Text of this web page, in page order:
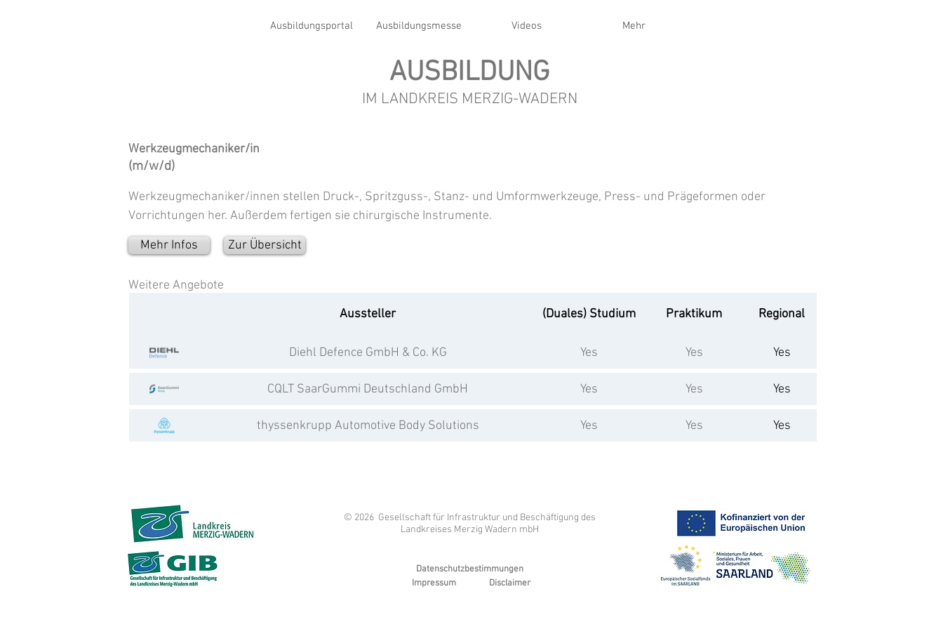
Ausbildungsportal Ausbildungsmesse Videos Mehr
AUSBILDUNG
IM LANDKREIS MERZIG-WADERN
Werkzeugmechaniker/in
(m/w/d)
Werkzeugmechaniker/innen stellen Druck-, Spritzguss-, Stanz- und Umformwerkzeuge, Press- und Prägeformen oder
Vorrichtungen her. Außerdem fertigen sie chirurgische Instrumente.
Mehr Infos
Zur Übersicht
Weitere Angebote
Aussteller
(Duales) Studium Praktikum Regional
Diehl Defence GmbH & Co. KG Yes Yes Yes
CQLT SaarGummi Deutschland GmbH Yes Yes Yes
thyssenkrupp Automotive Body Solutions Yes Yes Yes
© 2026 Gesellschaft für Infrastruktur und Beschäftigung des
Landkreises Merzig Wadern mbH
Datenschutzbestimmungen
Impressum
Disclaimer